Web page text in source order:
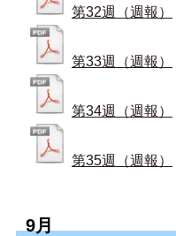
第32週（週報）
第33週（週報）
第34週（週報）
第35週（週報）
9月